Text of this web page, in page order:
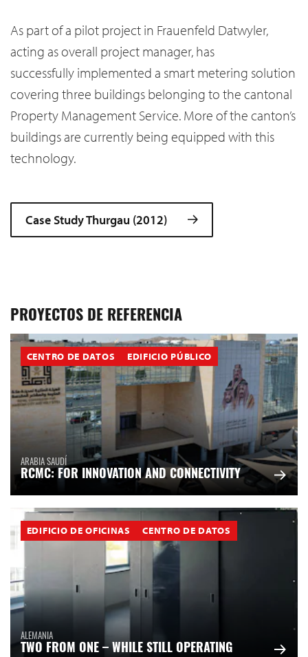
As part of a pilot project in Frauenfeld Datwyler,
acting as overall project manager, has
successfully implemented a smart metering solution
covering three buildings belonging to the cantonal
Property Management Service. More of the canton’s
buildings are currently being equipped with this
technology.
Case Study Thurgau (2012)
PROYECTOS DE REFERENCIA
CENTRO DE DATOS EDIFICIO PÚBLICO
ARABIA SAUDÍ
RCMC: FOR INNOVATION AND CONNECTIVITY
EDIFICIO DE OFICINAS CENTRO DE DATOS
ALEMANIA
TWO FROM ONE – WHILE STILL OPERATING